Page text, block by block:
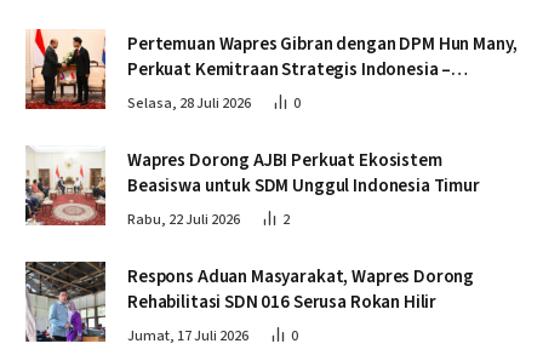
Pertemuan Wapres Gibran dengan DPM Hun Many,
Perkuat Kemitraan Strategis Indonesia –
Kamboja
Selasa, 28 Juli 2026 0
Wapres Dorong AJBI Perkuat Ekosistem
Beasiswa untuk SDM Unggul Indonesia Timur
Rabu, 22 Juli 2026 2
Respons Aduan Masyarakat, Wapres Dorong
Rehabilitasi SDN 016 Serusa Rokan Hilir
Jumat, 17 Juli 2026 0